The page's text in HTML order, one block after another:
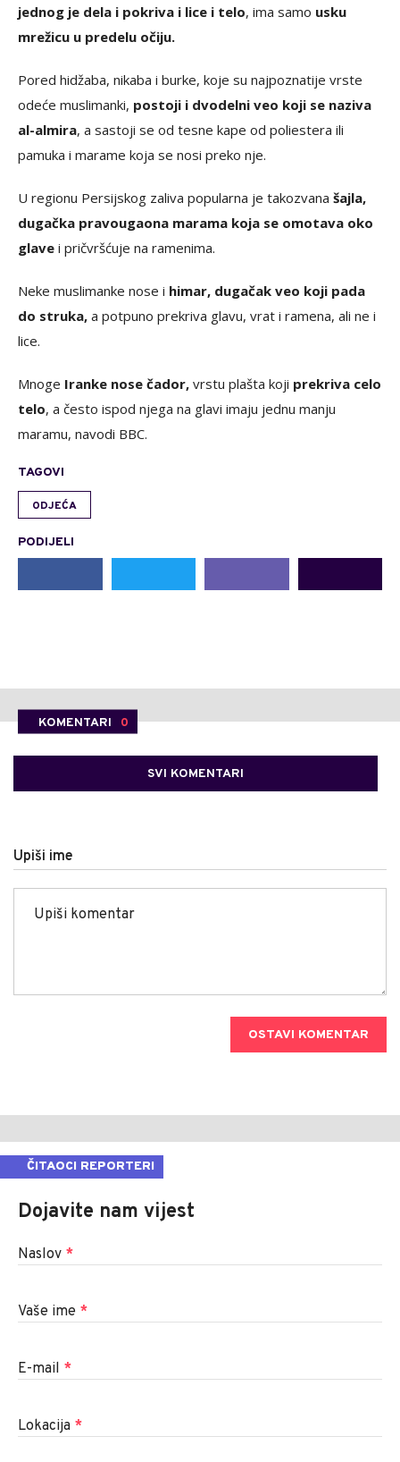
jednog je dela i pokriva i lice i telo, ima samo usku
mrežicu u predelu očiju.
Pored hidžaba, nikaba i burke, koje su najpoznatije vrste
odeće muslimanki, postoji i dvodelni veo koji se naziva
al-almira, a sastoji se od tesne kape od poliestera ili
pamuka i marame koja se nosi preko nje.
U regionu Persijskog zaliva popularna je takozvana šajla,
dugačka pravougaona marama koja se omotava oko
glave i pričvršćuje na ramenima.
Neke muslimanke nose i himar, dugačak veo koji pada
do struka, a potpuno prekriva glavu, vrat i ramena, ali ne i
lice.
Mnoge Iranke nose čador, vrstu plašta koji prekriva celo
telo, a često ispod njega na glavi imaju jednu manju
maramu, navodi BBC.
TAGOVI
ODJEĆA
PODIJELI
KOMENTARI 0
SVI KOMENTARI
Upiši ime
OSTAVI KOMENTAR
ČITAOCI REPORTERI
Dojavite nam vijest
Naslov *
Vaše ime *
E-mail *
Lokacija *